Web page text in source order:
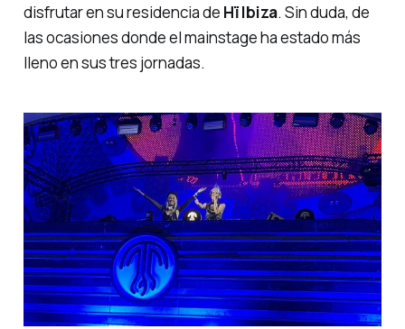
disfrutar en su residencia de Hï Ibiza. Sin duda, de
las ocasiones donde elmainstageha estado más
lleno en sus tres jornadas.